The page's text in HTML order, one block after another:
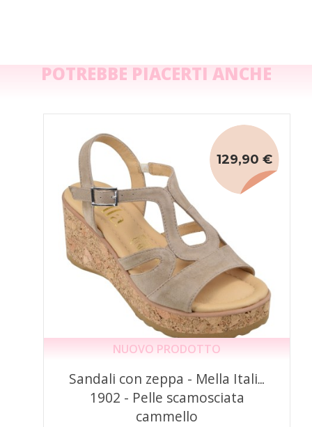
POTREBBE PIACERTI ANCHE
NUOVO PRODOTTO
Sandali con zeppa - Mella Italia
1902 - Pelle scamosciata
cammello
129,90 €